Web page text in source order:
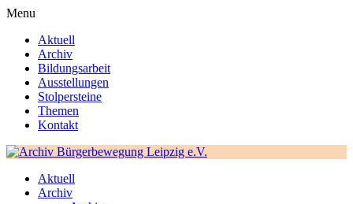
Menu
Aktuell
Archiv
Bildungsarbeit
Ausstellungen
Stolpersteine
Themen
Kontakt
Aktuell
Archiv